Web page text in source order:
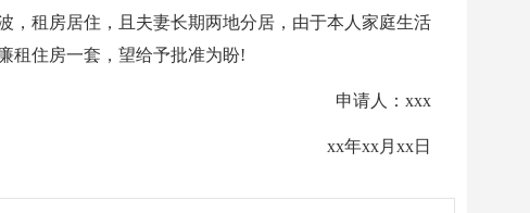
，租房居住，且夫妻长期两地分居，由于本人家庭生活
租住房一套，望给予批准为盼!
申请人：xxx
xx年xx月xx日